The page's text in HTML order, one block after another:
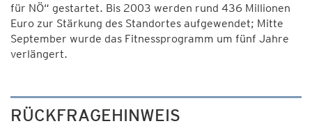
für NÖ“ gestartet. Bis 2003 werden rund 436 Millionen
Euro zur Stärkung des Standortes aufgewendet; Mitte
September wurde das Fitnessprogramm um fünf Jahre
verlängert.
RÜCKFRAGEHINWEIS